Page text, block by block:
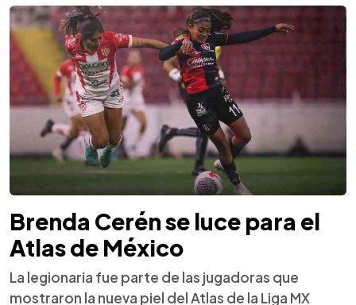
Brenda Cerén se luce para el
Atlas de México
La legionaria fue parte de las jugadoras que
mostraron la nueva piel del Atlas de la Liga MX